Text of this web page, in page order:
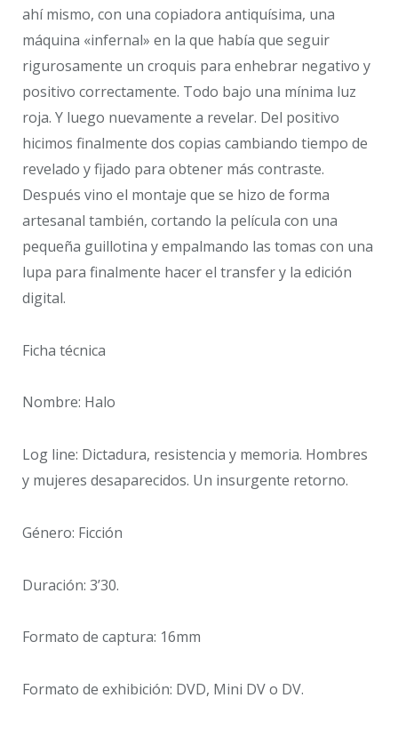
ahí mismo, con una copiadora antiquísima, una
máquina «infernal» en la que había que seguir
rigurosamente un croquis para enhebrar negativo y
positivo correctamente. Todo bajo una mínima luz
roja. Y luego nuevamente a revelar. Del positivo
hicimos finalmente dos copias cambiando tiempo de
revelado y fijado para obtener más contraste.
Después vino el montaje que se hizo de forma
artesanal también, cortando la película con una
pequeña guillotina y empalmando las tomas con una
lupa para finalmente hacer el transfer y la edición
digital.
Ficha técnica
Nombre: Halo
Log line: Dictadura, resistencia y memoria. Hombres
y mujeres desaparecidos. Un insurgente retorno.
Género: Ficción
Duración: 3’30.
Formato de captura: 16mm
Formato de exhibición: DVD, Mini DV o DV.